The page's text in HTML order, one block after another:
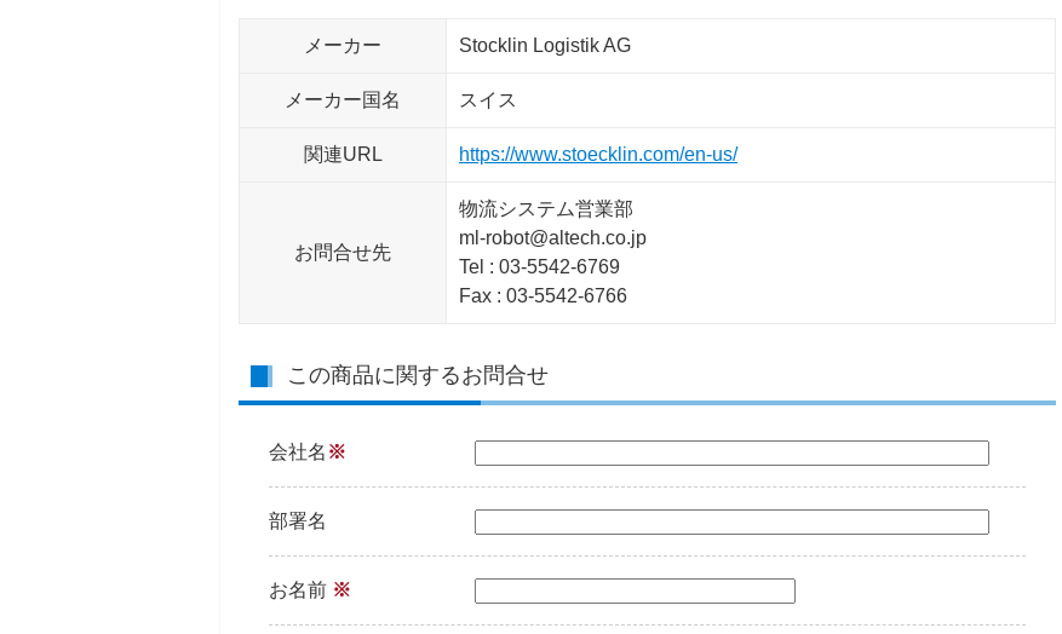
メーカー Stocklin Logistik AG
メーカー国名 スイス
関連URL https://www.stoecklin.com/en-us/
お問合せ先
物流システム営業部
ml-robot@altech.co.jp
Tel : 03-5542-6769
Fax : 03-5542-6766
この商品に関するお問合せ
会社名 ※
部署名
お名前 ※